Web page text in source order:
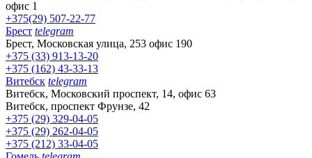
офис 1
+375(29) 507-22-77
Брест telegram
Брест, Московская улица, 253 офис 190
+375 (33) 913-13-20
+375 (162) 43-33-13
Витебск telegram
Витебск, Московский проспект, 14, офис 63
Витебск, проспект Фрунзе, 42
+375 (29) 329-04-05
+375 (29) 262-04-05
+375 (212) 33-04-05